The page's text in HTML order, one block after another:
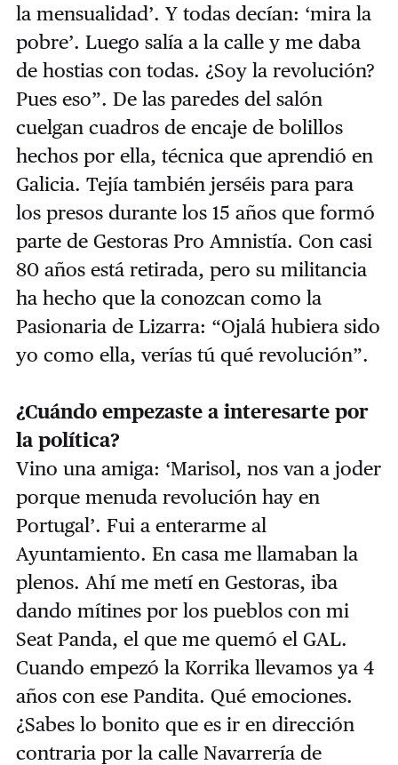
la mensualidad’. Y todas decían: ‘mira la
pobre’. Luego salía a la calle y me daba
de hostias con todas. ¿Soy la revolución?
Pues eso”. De las paredes del salón
cuelgan cuadros de encaje de bolillos
hechos por ella, técnica que aprendió en
Galicia. Tejía también jerséis para para
los presos durante los 15 años que formó
parte de Gestoras Pro Amnistía. Con casi
80 años está retirada, pero su militancia
ha hecho que la conozcan como la
Pasionaria de Lizarra: “Ojalá hubiera sido
yo como ella, verías tú qué revolución”.
¿Cuándo empezaste a interesarte por
la política?
Vino una amiga: ‘Marisol, nos van a joder
porque menuda revolución hay en
Portugal’. Fui a enterarme al
Ayuntamiento. En casa me llamaban la
plenos. Ahí me metí en Gestoras, iba
dando mítines por los pueblos con mi
Seat Panda, el que me quemó el GAL.
Cuando empezó la Korrika llevamos ya 4
años con ese Pandita. Qué emociones.
¿Sabes lo bonito que es ir en dirección
contraria por la calle Navarrería de